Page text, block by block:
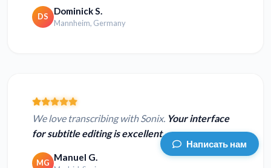
DS Dominick S.
Mannheim, Germany
We love transcribing with Sonix. Your interface
for subtitle editing is excellent.
MG Manuel G.
Написать нам